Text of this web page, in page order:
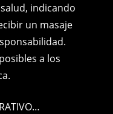
indicando
un masaje
a los